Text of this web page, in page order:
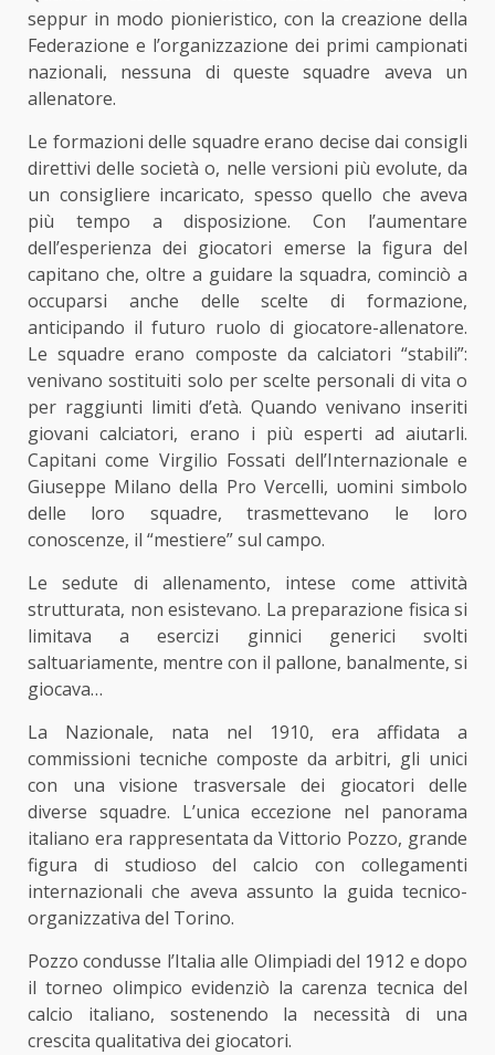
seppur in modo pionieristico, con la creazione della
Federazione e l’organizzazione dei primi campionati
nazionali, nessuna di queste squadre aveva un
allenatore.
Le formazioni delle squadre erano decise dai consigli
direttivi delle società o, nelle versioni più evolute, da
un consigliere incaricato, spesso quello che aveva
più tempo a disposizione. Con l’aumentare
dell’esperienza dei giocatori emerse la figura del
capitano che, oltre a guidare la squadra, cominciò a
occuparsi anche delle scelte di formazione,
anticipando il futuro ruolo di giocatore-allenatore.
Le squadre erano composte da calciatori “stabili”:
venivano sostituiti solo per scelte personali di vita o
per raggiunti limiti d’età. Quando venivano inseriti
giovani calciatori, erano i più esperti ad aiutarli.
Capitani come Virgilio Fossati dell’Internazionale e
Giuseppe Milano della Pro Vercelli, uomini simbolo
delle loro squadre, trasmettevano le loro
conoscenze, il “mestiere” sul campo.
Le sedute di allenamento, intese come attività
strutturata, non esistevano. La preparazione fisica si
limitava a esercizi ginnici generici svolti
saltuariamente, mentre con il pallone, banalmente, si
giocava…
La Nazionale, nata nel 1910, era affidata a
commissioni tecniche composte da arbitri, gli unici
con una visione trasversale dei giocatori delle
diverse squadre. L’unica eccezione nel panorama
italiano era rappresentata da Vittorio Pozzo, grande
figura di studioso del calcio con collegamenti
internazionali che aveva assunto la guida tecnico-
organizzativa del Torino.
Pozzo condusse l’Italia alle Olimpiadi del 1912 e dopo
il torneo olimpico evidenziò la carenza tecnica del
calcio italiano, sostenendo la necessità di una
crescita qualitativa dei giocatori.